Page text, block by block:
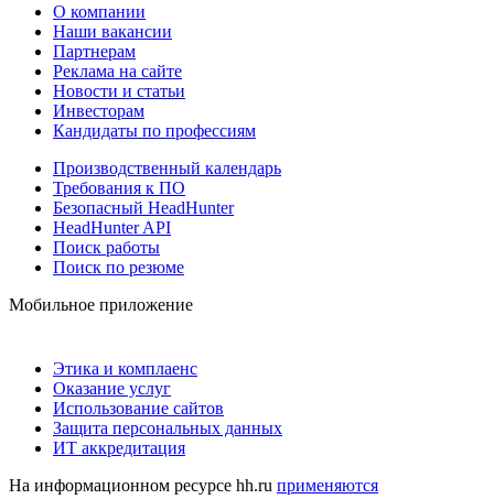
О компании
Наши вакансии
Партнерам
Реклама на сайте
Новости и статьи
Инвесторам
Кандидаты по профессиям
Производственный календарь
Требования к ПО
Безопасный HeadHunter
HeadHunter API
Поиск работы
Поиск по резюме
Мобильное приложение
Этика и комплаенс
Оказание услуг
Использование сайтов
Защита персональных данных
ИТ аккредитация
На информационном ресурсе hh.ru применяются